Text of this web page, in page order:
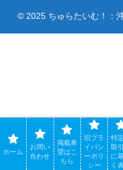
© 2025 ちゅらたいむ！：
ホーム
お問い
合わせ
掲載希
望はこ
ちら
旧プラ
イバシ
ーポリ
シー
特
取
に
く